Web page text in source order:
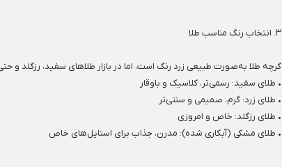
۳. انتخاب رنگ مناسب طلا
گرچه طلا به‌صورت طبیعی زرد رنگ است، اما در بازار طلاهای سفید، رزگلد و
• طلای سفید: رسمی‌تر، کلاسیک و باوقار
• طلای زرد: گرم، صمیمی و سنتی‌تر
• طلای رزگلد: خاص و امروزی
• طلای مشکی (آبکاری شده): مدرن، جذاب برای استایل‌های خاص